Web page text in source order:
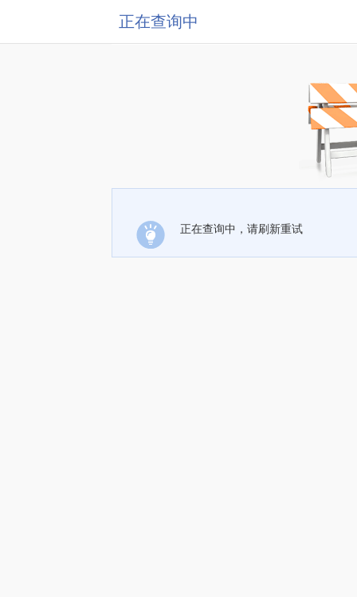
正在查询中
正在查询中，请刷新重试